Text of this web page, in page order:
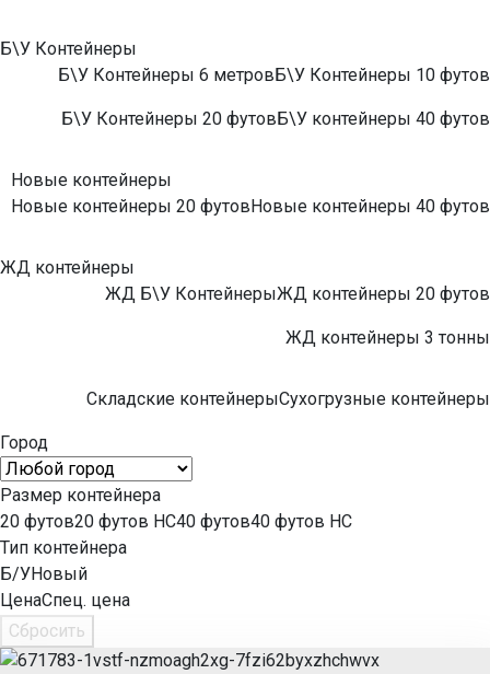
Б\У Контейнеры
Б\У Контейнеры 6 метровБ\У Контейнеры 10 футов
Б\У Контейнеры 20 футовБ\У контейнеры 40 футов
Новые контейнеры
Новые контейнеры 20 футовНовые контейнеры 40 футов
ЖД контейнеры
ЖД Б\У КонтейнерыЖД контейнеры 20 футов
ЖД контейнеры 3 тонны
Складские контейнерыСухогрузные контейнеры
Город
Размер контейнера
20 футов20 футов HC40 футов40 футов HC
Тип контейнера
Б/УНовый
ЦенаСпец. цена
Сбросить